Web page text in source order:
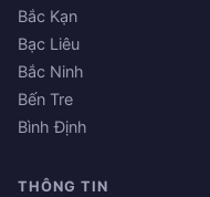
Bắc Kạn
Bạc Liêu
Bắc Ninh
Bến Tre
Bình Định
THÔNG TIN